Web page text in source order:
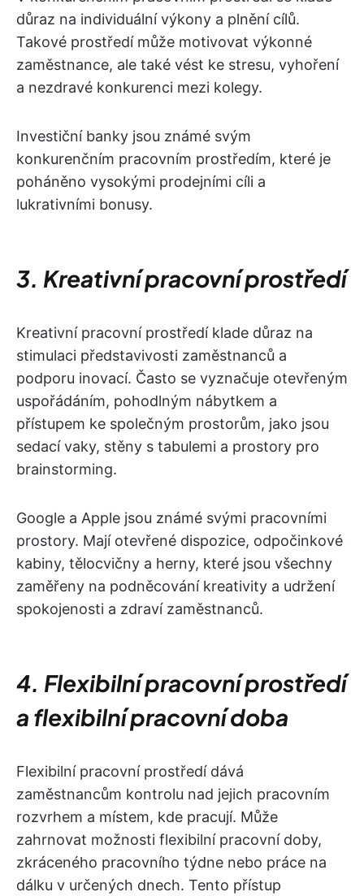
důraz na individuální výkony a plnění cílů.
Takové prostředí může motivovat výkonné
zaměstnance, ale také vést ke stresu, vyhoření
a nezdravé konkurenci mezi kolegy.
Investiční banky jsou známé svým
konkurenčním pracovním prostředím, které je
poháněno vysokými prodejními cíli a
lukrativními bonusy.
3. Kreativní pracovní prostředí
Kreativní pracovní prostředí klade důraz na
stimulaci představivosti zaměstnanců a
podporu inovací. Často se vyznačuje otevřeným
uspořádáním, pohodlným nábytkem a
přístupem ke společným prostorům, jako jsou
sedací vaky, stěny s tabulemi a prostory pro
brainstorming.
Google a Apple jsou známé svými pracovními
prostory. Mají otevřené dispozice, odpočinkové
kabiny, tělocvičny a herny, které jsou všechny
zaměřeny na podněcování kreativity a udržení
spokojenosti a zdraví zaměstnanců.
4. Flexibilní pracovní prostředí
a flexibilní pracovní doba
Flexibilní pracovní prostředí dává
zaměstnancům kontrolu nad jejich pracovním
rozvrhem a místem, kde pracují. Může
zahrnovat možnosti flexibilní pracovní doby,
zkráceného pracovního týdne nebo práce na
dálku v určených dnech. Tento přístup